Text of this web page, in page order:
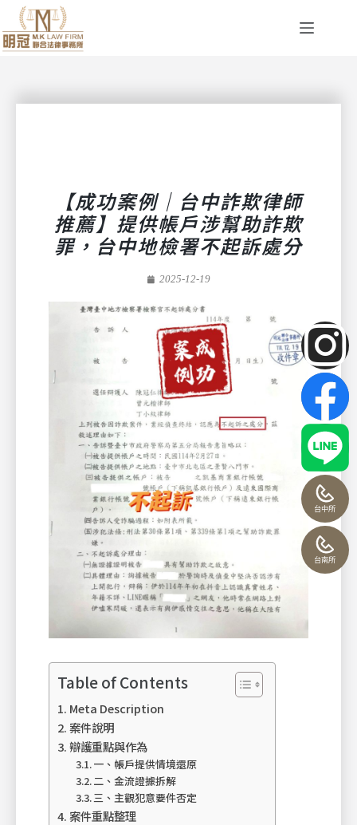
【成功案例｜台中詐欺律師
推薦】提供帳戶涉幫助詐欺
罪，台中地檢署不起訴處分
2025-12-19
Table of Contents
Meta Description
案件說明
辯護重點與作為
一、帳戶提供情境還原
二、金流證據拆解
三、主觀犯意要件否定
案件重點整理
台中所
台南所